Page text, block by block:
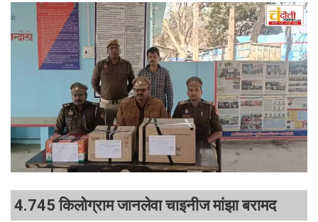
4.745 किलोग्राम जानलेवा चाइनीज मांझा बरामद